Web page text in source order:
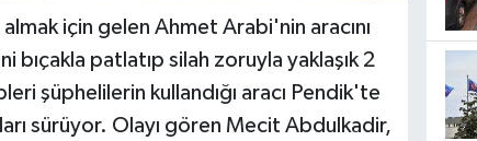
için gelen Ahmet Arabi'nin aracını
patlatıp silah zoruyla yaklaşık 2
şüphelilerin kullandığı aracı Pendik'te
sürüyor. Olayı gören Mecit Abdulkadir,